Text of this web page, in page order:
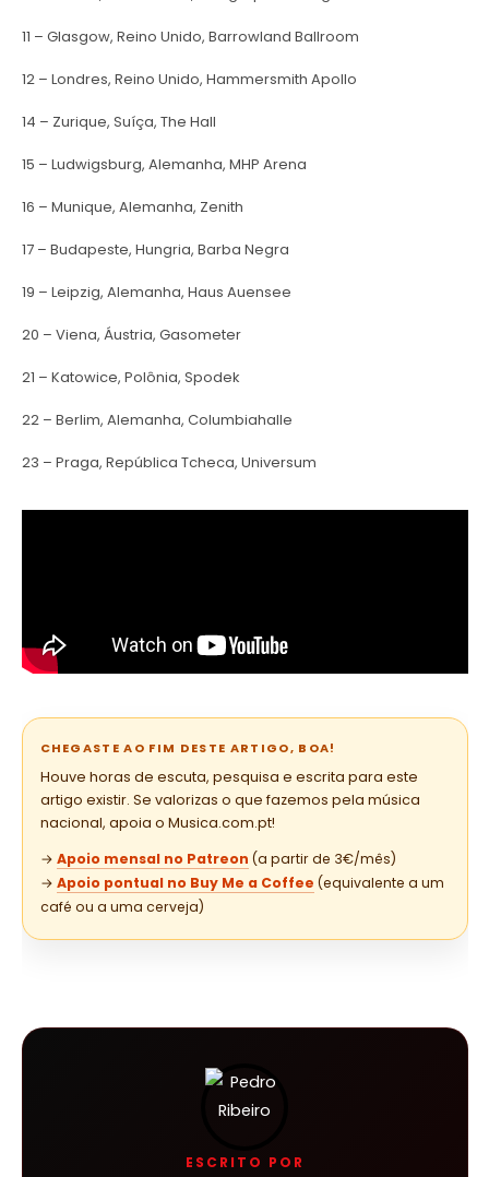
11 – Glasgow, Reino Unido, Barrowland Ballroom
12 – Londres, Reino Unido, Hammersmith Apollo
14 – Zurique, Suíça, The Hall
15 – Ludwigsburg, Alemanha, MHP Arena
16 – Munique, Alemanha, Zenith
17 – Budapeste, Hungria, Barba Negra
19 – Leipzig, Alemanha, Haus Auensee
20 – Viena, Áustria, Gasometer
21 – Katowice, Polônia, Spodek
22 – Berlim, Alemanha, Columbiahalle
23 – Praga, República Tcheca, Universum
CHEGASTE AO FIM DESTE ARTIGO, BOA!
Houve horas de escuta, pesquisa e escrita para este
artigo existir. Se valorizas o que fazemos pela música
nacional, apoia o Musica.com.pt!
→ Apoio mensal no Patreon (a partir de 3€/mês)
→ Apoio pontual no Buy Me a Coffee (equivalente a um
café ou a uma cerveja)
ESCRITO POR